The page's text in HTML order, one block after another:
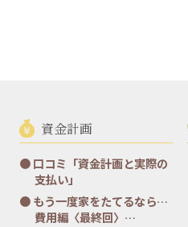
資金計画
口コミ「資金計画と実際の
支払い」
もう一度家をたてるなら…
費用編〈最終回〉…